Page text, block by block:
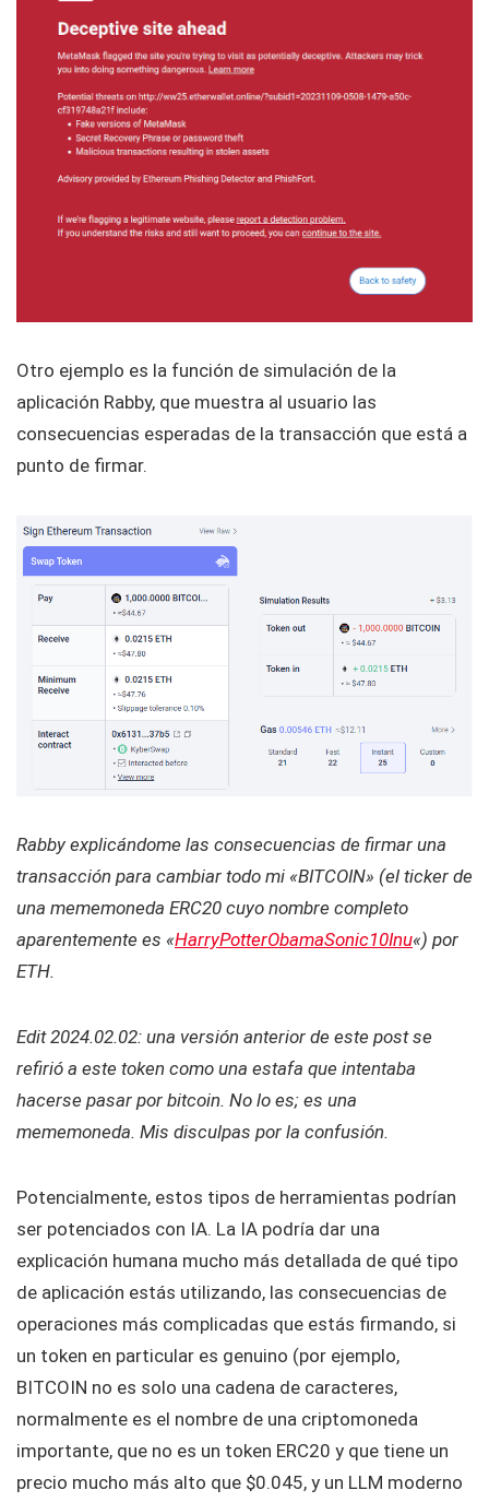
Otro ejemplo es la función de simulación de la
aplicación Rabby, que muestra al usuario las
consecuencias esperadas de la transacción que está a
punto de firmar.
Rabby explicándome las consecuencias de firmar una
transacción para cambiar todo mi «BITCOIN» (el ticker de
una mememoneda ERC20 cuyo nombre completo
aparentemente es «HarryPotterObamaSonic10Inu«) por
ETH.
Edit 2024.02.02: una versión anterior de este post se
refirió a este token como una estafa que intentaba
hacerse pasar por bitcoin. No lo es; es una
mememoneda. Mis disculpas por la confusión.
Potencialmente, estos tipos de herramientas podrían
ser potenciados con IA. La IA podría dar una
explicación humana mucho más detallada de qué tipo
de aplicación estás utilizando, las consecuencias de
operaciones más complicadas que estás firmando, si
un token en particular es genuino (por ejemplo,
BITCOIN no es solo una cadena de caracteres,
normalmente es el nombre de una criptomoneda
importante, que no es un token ERC20 y que tiene un
precio mucho más alto que $0.045, y un LLM moderno